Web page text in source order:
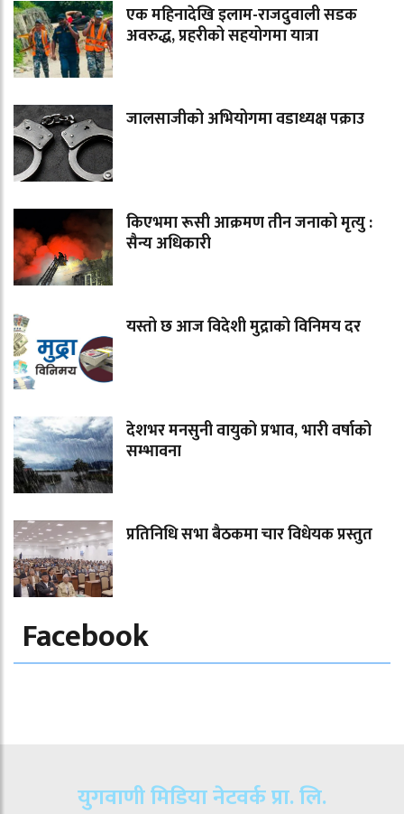
एक महिनादेखि इलाम-राजदुवाली सडक
अवरुद्ध, प्रहरीको सहयोगमा यात्रा
जालसाजीको अभियोगमा वडाध्यक्ष पक्राउ
किएभमा रूसी आक्रमण तीन जनाको मृत्यु :
सैन्य अधिकारी
यस्तो छ आज विदेशी मुद्राको विनिमय दर
देशभर मनसुनी वायुको प्रभाव, भारी वर्षाको
सम्भावना
प्रतिनिधि सभा बैठकमा चार विधेयक प्रस्तुत
Facebook
युगवाणी मिडिया नेटवर्क प्रा. लि.